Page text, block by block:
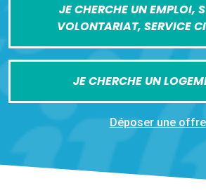
JE CHERCHE UN EMPLOI,
VOLONTARIAT, SERVICE
JE CHERCHE UN
Déposer une offre